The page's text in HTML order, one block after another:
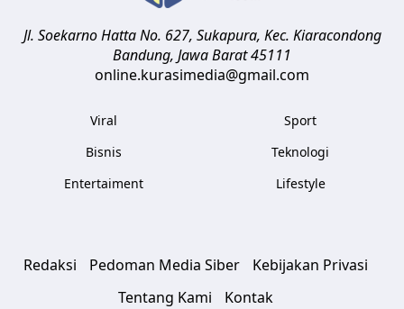
Jl. Soekarno Hatta No. 627, Sukapura, Kec. Kiaracondong
Bandung, Jawa Barat45111
online.kurasimedia@gmail.com
Viral
Bisnis
Entertaiment
Sport
Teknologi
Lifestyle
Redaksi Pedoman Media Siber
Kebijakan Privasi
Tentang Kami
Kontak